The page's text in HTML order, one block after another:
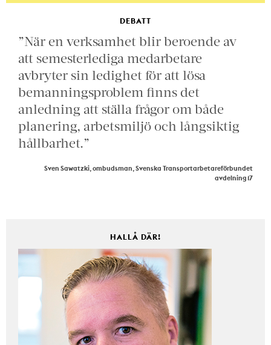
DEBATT
”När en verksamhet blir beroende av
att semesterlediga medarbetare
avbryter sin ledighet för att lösa
bemanningsproblem finns det
anledning att ställa frågor om både
planering, arbetsmiljö och långsiktig
hållbarhet.”
Sven Sawatzki, ombudsman, Svenska Transportarbetareförbundet
avdelning 17
HALLÅ DÄR!